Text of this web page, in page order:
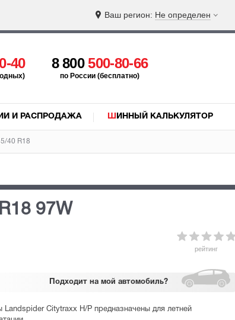
Ваш регион: Не определен
40 8 800500-80-66
по России (бесплатно)
И РАСПРОДАЖА ШИННЫЙ КАЛЬКУЛЯТОР
40 R18
97W
рейтинг
Подходит на мой автомобиль?
Citytraxx H/P предназначены для летней